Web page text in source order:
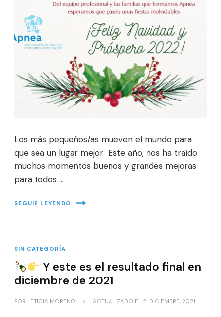
Los más pequeños/as mueven el mundo para
que sea un lugar mejor Este año, nos ha traído
muchos momentos buenos y grandes mejoras
para todos …
SEGUIR LEYENDO
SIN CATEGORÍA
Y este es el resultado final en
diciembre de 2021
POR LETICIA MORENO ACTUALIZADO EL 21 DICIEMBRE, 2021